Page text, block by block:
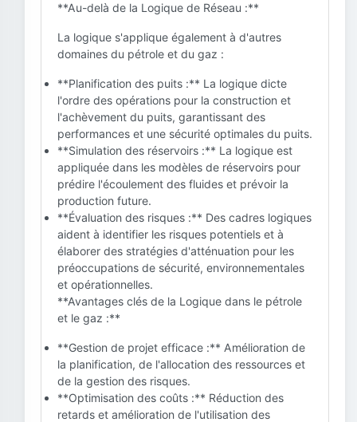
**Au-delà de la Logique de Réseau :**
La logique s'applique également à d'autres
domaines du pétrole et du gaz :
**Planification des puits :** La logique dicte
l'ordre des opérations pour la construction et
l'achèvement du puits, garantissant des
performances et une sécurité optimales du puits.
**Simulation des réservoirs :** La logique est
appliquée dans les modèles de réservoirs pour
prédire l'écoulement des fluides et prévoir la
production future.
**Évaluation des risques :** Des cadres logiques
aident à identifier les risques potentiels et à
élaborer des stratégies d'atténuation pour les
préoccupations de sécurité, environnementales
et opérationnelles.
**Avantages clés de la Logique dans le pétrole
et le gaz :**
**Gestion de projet efficace :** Amélioration de
la planification, de l'allocation des ressources et
de la gestion des risques.
**Optimisation des coûts :** Réduction des
retards et amélioration de l'utilisation des